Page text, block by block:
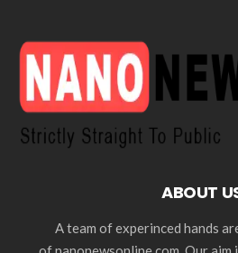
ABOUT
A team of experinced hands